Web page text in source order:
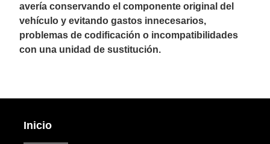
avería conservando el componente original del
vehículo y evitando gastos innecesarios,
problemas de codificación o incompatibilidades
con una unidad de sustitución.
Inicio